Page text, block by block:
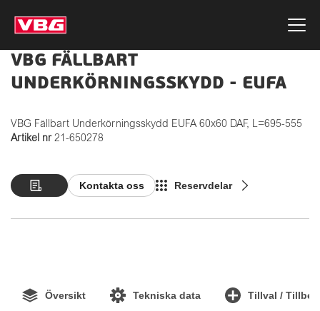
VBG FÄLLBART
UNDERKÖRNINGSSKYDD - EUFA
VBG Fällbart Underkörningsskydd EUFA 60x60 DAF, L=695-555
Artikel nr 21-650278
Kontakta oss Reservdelar
Översikt Tekniska data Tillval /